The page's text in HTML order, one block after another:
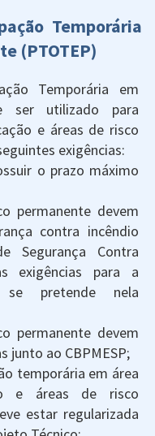
Temporária
(PTOTEP)
Temporária em
ser utilizado para
e áreas de risco
exigências:
o prazo máximo
permanente devem
contra incêndio
Segurança Contra
exigências para a
se pretende nela
permanente devem
junto ao CBPMESP;
temporária em área
e áreas de risco
estar regularizada